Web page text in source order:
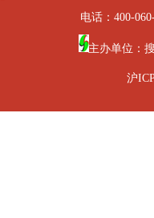
电话：400-
主办单位：
沪